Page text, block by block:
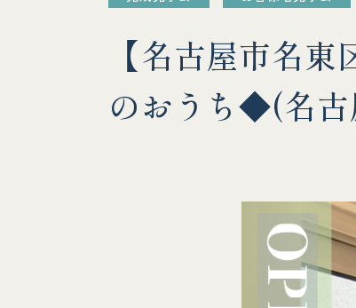
【名古屋市名
のおうち◆(名古